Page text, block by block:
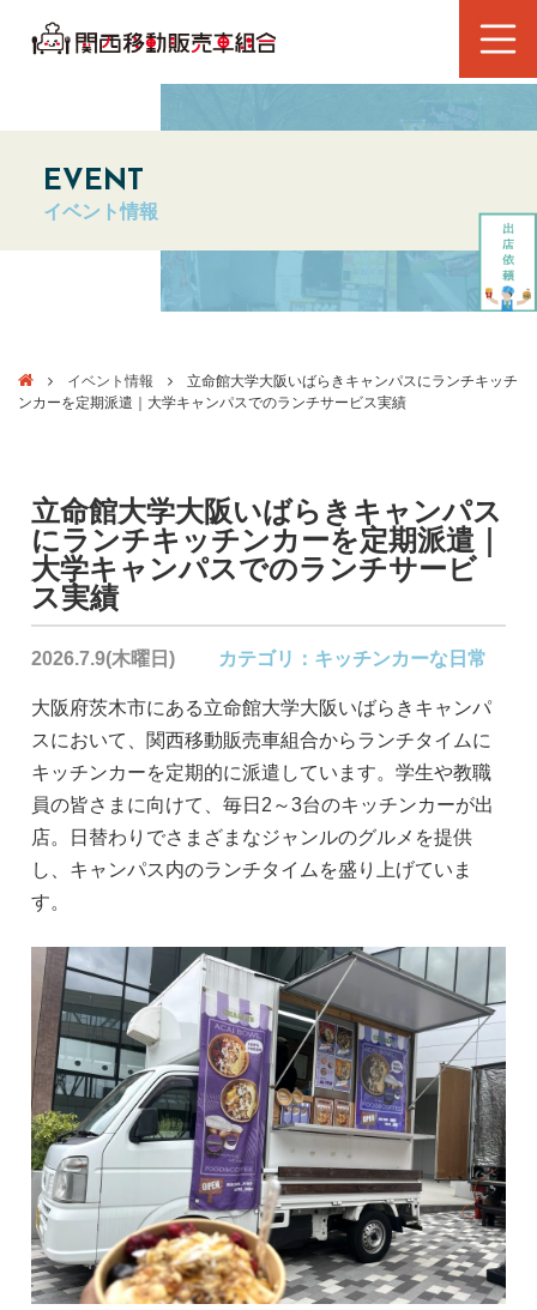
EVENT
イベント情報
イベント情報
立命館大学大阪いばらきキャンパスにランチキッチ
ンカーを定期派遣｜大学キャンパスでのランチサービス実績
立命館大学大阪いばらきキャンパス
にランチキッチンカーを定期派遣｜
大学キャンパスでのランチサービ
ス実績
2026.7.9(木曜日) カテゴリ： キッチンカーな日常
大阪府茨木市にある立命館大学大阪いばらきキャンパ
スにおいて、関西移動販売車組合からランチタイムに
キッチンカーを定期的に派遣しています。学生や教職
員の皆さまに向けて、毎日2～3台のキッチンカーが出
店。日替わりでさまざまなジャンルのグルメを提供
し、キャンパス内のランチタイムを盛り上げていま
す。